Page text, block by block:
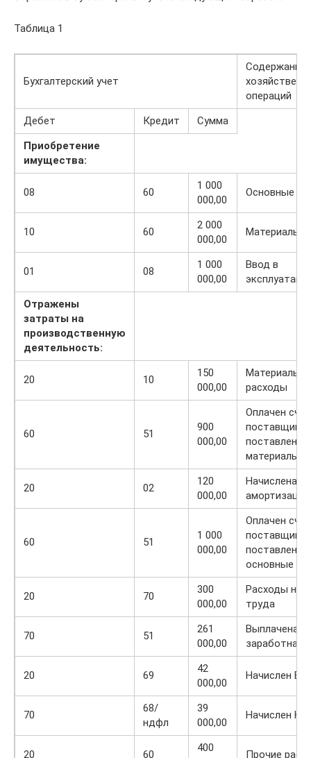
Таблица 1
Бухгалтерский учет
Содержание
операций
Дебет
Кредит
Сумма
Приобретение
имущества:
08 60
1 000
000,00
Основные
10 60
2 000
000,00
Материалы
01 08
1 000
000,00
Ввод в
Отражены
затраты на
производственную
деятельность:
20 10
150
000,00
расходы
60 51
900
000,00
Оплачен счет
материалы
20 02
120
000,00
Начислена
амортизация
60 51
1 000
000,00
Оплачен счет
основные
20 70
300
000,00
Расходы на
труда
70 51
261
000,00
Выплачена
заработная
20 69
42
000,00
Начислен
70
68/
ндфл
39
000,00
Начислен
20 60
400
Прочие